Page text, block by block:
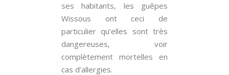
ses habitants, les guêpes
Wissous ont ceci de
particulier qu’elles sont très
dangereuses, voir
complètement mortelles en
cas d’allergies.